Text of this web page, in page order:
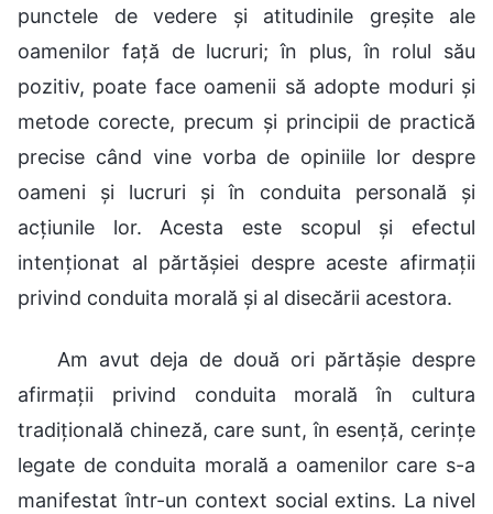
punctele de vedere și atitudinile greșite ale
oamenilor față de lucruri; în plus, în rolul său
pozitiv, poate face oamenii să adopte moduri și
metode corecte, precum și principii de practică
precise când vine vorba de opiniile lor despre
oameni și lucruri și în conduita personală și
acțiunile lor. Acesta este scopul și efectul
intenționat al părtășiei despre aceste afirmații
privind conduita morală și al disecării acestora.
Am avut deja de două ori părtășie despre
afirmații privind conduita morală în cultura
tradițională chineză, care sunt, în esență, cerințe
legate de conduita morală a oamenilor care s-a
manifestat într-un context social extins. La nivel